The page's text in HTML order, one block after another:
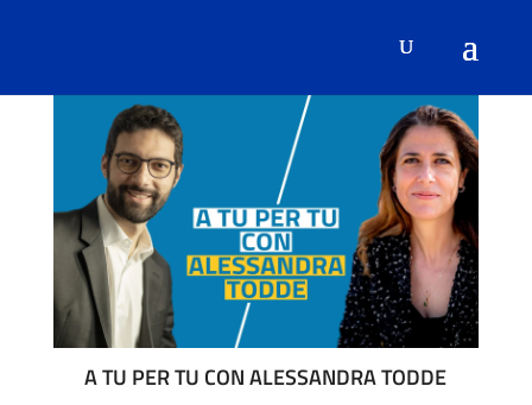
A TU PER TU CON ALESSANDRA TODDE